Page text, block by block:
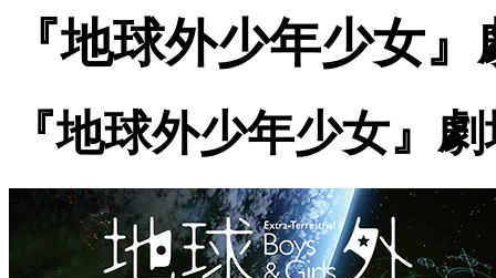
『地球外少年少女
『地球外少年少女』